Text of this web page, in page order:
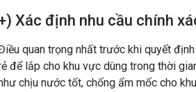
Xác định nhu cầu chính
quan trọng nhất trước khi quyết
để lắp cho khu vực dùng trong thời
chịu nước tốt, chống ẩm mốc cho